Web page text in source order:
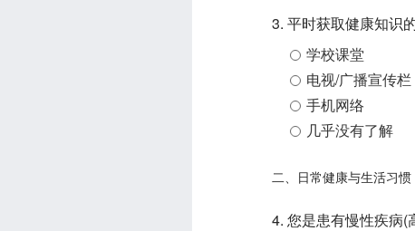
3. 平时获取健康知识
学校课堂
电视/广播宣传栏
手机网络
几乎没有了解
二、日常健康与生活习惯
4. 您是患有慢性疾病(